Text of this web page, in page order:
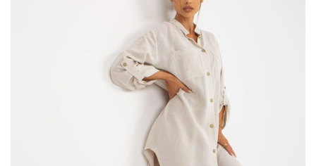
Przekonajmy się, jakie nowości i propozycje przygotowała dla
nas najnowsza kolekcja eleganckich kompletów damskich z
Za co kochamy eleganckie komplety
Eleganckie komplety damskie
wyróżniają się swoim
wyrafinowanym wyglądem oraz zdolnością …